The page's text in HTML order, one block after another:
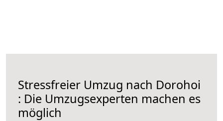
Stressfreier Umzug nach Dorohoi
: Die Umzugsexperten machen es
möglich